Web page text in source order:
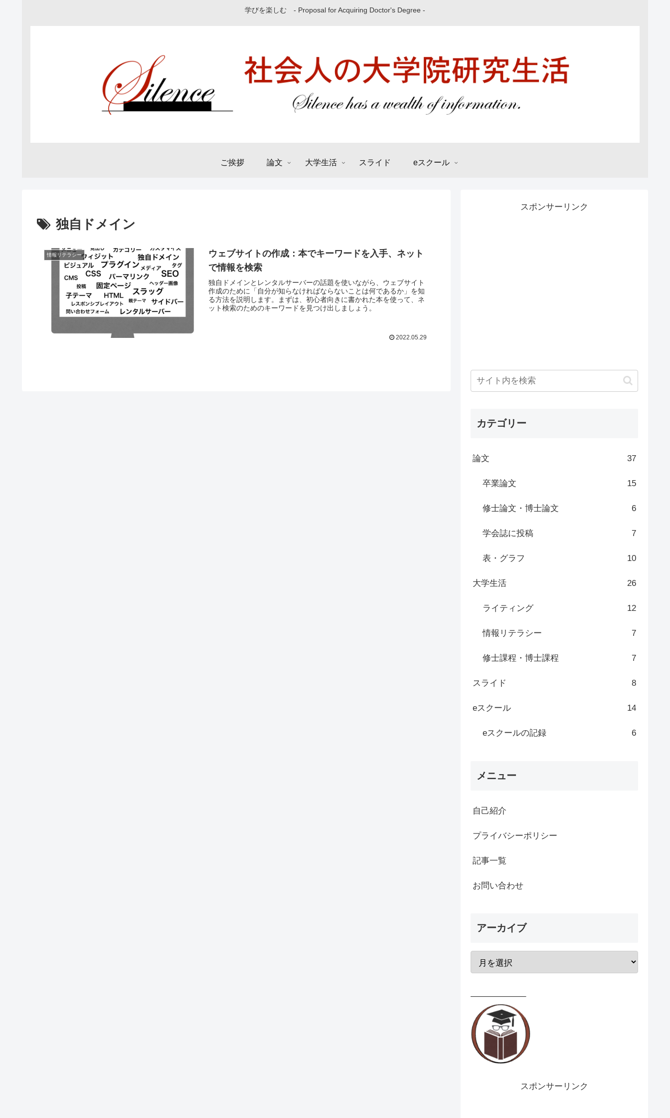
学びを楽しむ - Proposal for Acquiring Doctor's Degree -
ご挨拶 論文 大学生活 スライド eスクール
独自ドメイン
情報リテラシー
ウェブサイトの作成：本でキーワードを入手、ネット
で情報を検索
独自ドメインとレンタルサーバーの話題を使いながら、ウェブサイト
作成のために「自分が知らなければならないことは何であるか」を知
る方法を説明します。まずは、初心者向きに書かれた本を使って、ネ
ット検索のためのキーワードを見つけ出しましょう。
2022.05.29
スポンサーリンク
カテゴリー
論文 37
卒業論文 15
修士論文・博士論文 6
学会誌に投稿 7
表・グラフ 10
大学生活 26
ライティング 12
情報リテラシー 7
修士課程・博士課程 7
スライド 8
eスクール 14
eスクールの記録 6
メニュー
自己紹介
プライバシーポリシー
記事一覧
お問い合わせ
アーカイブ
——————–
スポンサーリンク